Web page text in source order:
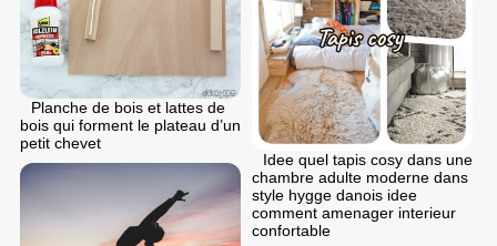
Idee quel tapis cosy dans une
chambre adulte moderne dans
style hygge danois idee
comment amenager interieur
confortable
Planche de bois et lattes de
bois qui forment le plateau d’un
petit chevet